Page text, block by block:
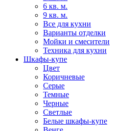
6 кв. м.
9 кв. м.
Все для кухни
Варианты отделки
Мойки и смесители
Техника для кухни
Шкафы-купе
Цвет
Коричневые
Серые
Темные
Черные
Светлые
Белые шкафы-купе